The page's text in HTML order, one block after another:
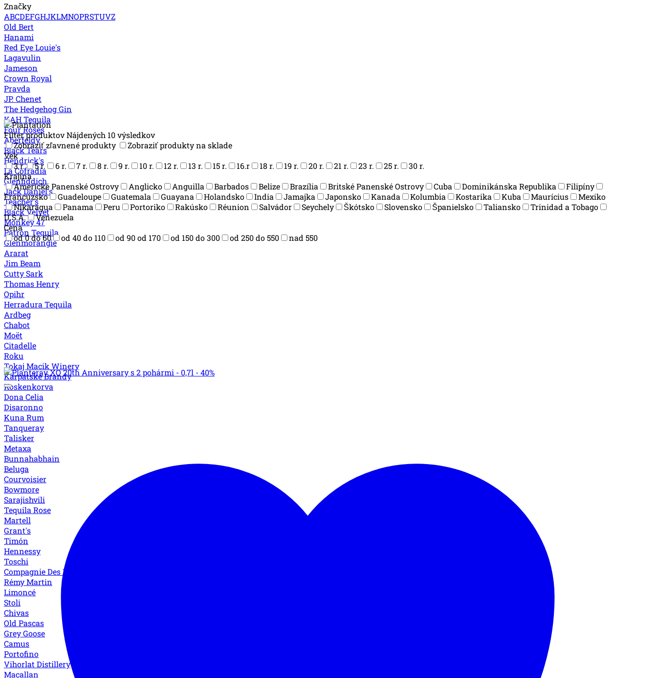
Značky
ABCDEFGHJKLMNOPRSTUVZ
Old Bert
Hanami
Red Eye Louie's
Lagavulin
Jameson
Crown Royal
Pravda
JP. Chenet
The Hedgehog Gin
KAH Tequila
Four Roses
Aberfeldy
Black Tears
Hendrick's
La Cofradia
Glenfiddich
Jack Daniel's
Teacher's
Black Velvet
Monkey 47
Patrón Tequila
Glenmorangie
Ararat
Jim Beam
Cutty Sark
Thomas Henry
Opihr
Herradura Tequila
Ardbeg
Chabot
Moët
Citadelle
Roku
Tokaj Macik Winery
Karpatské Brandy
Koskenkorva
Dona Celia
Disaronno
Kuna Rum
Tanqueray
Talisker
Metaxa
Bunnahabhain
Beluga
Courvoisier
Bowmore
Sarajishvili
Tequila Rose
Martell
Grant's
Timón
Hennessy
Toschi
Compagnie Des Indes
Rémy Martin
Limoncé
Stoli
Chivas
Old Pascas
Grey Goose
Camus
Portofino
Vihorlat Distillery
Macallan
Filter produktovNájdených 10 výsledkov
Zobraziť zľavnené produkty
Zobraziť produkty na sklade
Vek
3 r.
5 r. 6 r. 7 r. 8 r. 9 r. 10 r. 12 r. 13 r. 15 r. 16.r 18 r. 19 r. 20 r. 21 r. 23 r. 25 r.
30 r.
Krajina
Americké Panenské Ostrovy
Anglicko Anguilla Barbados Belize Brazília Britské Panenské Ostrovy Cuba Dominikánska Republika
Filipíny
Francúzsko
Guadeloupe Guatemala Guayana Holandsko India Jamajka Japonsko Kanada Kolumbia Kostarika Kuba Maurícius
Mexiko
Nikaragua
Panama Peru Portoriko Rakúsko Réunion Salvádor Seychely Škótsko Slovensko Španielsko Taliansko
Trinidad a Tobago
U.S.A.
Venezuela
Cena
od 0 do 60
od 40 do 110 od 90 od 170 od 150 do 300 od 250 do 550 nad 550